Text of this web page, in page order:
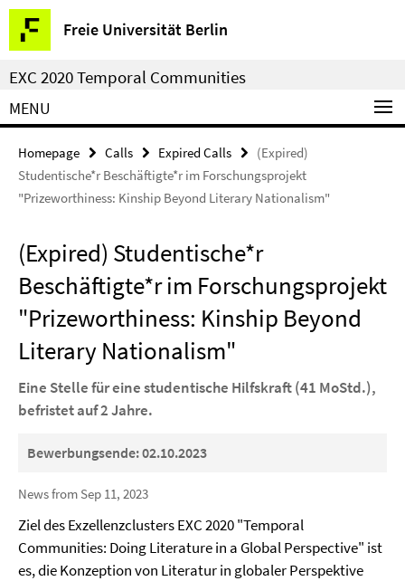
Springe
direkt
zu
Inhalt
Freie Universität Berlin
Service
Navigation
EXC 2020 Temporal Communities
MENU
Homepage Calls Expired Calls
(Expired)
Studentische*r Beschäftigte*r im Forschungsprojekt
"Prizeworthiness: Kinship Beyond Literary Nationalism"
(Expired) Studentische*r
Beschäftigte*r im Forschungsprojekt
"Prizeworthiness: Kinship Beyond
Literary Nationalism"
Eine Stelle für eine studentische Hilfskraft (41 MoStd.),
befristet auf 2 Jahre.
Bewerbungsende: 02.10.2023
News from Sep 11, 2023
Ziel des Exzellenzclusters EXC 2020 "Temporal
Communities: Doing Literature in a Global Perspective" ist
es, die Konzeption von Literatur in globaler Perspektive